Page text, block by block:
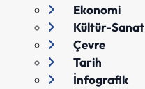
Ekonomi
Kültür-Sanat
Çevre
Tarih
İnfografik